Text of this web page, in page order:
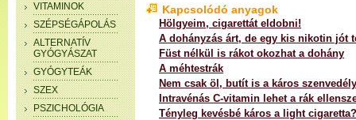
VITAMINOK
SZÉPSÉGÁPOLÁS
ALTERNATÍV
GYÓGYÁSZAT
GYÓGYTEÁK
SZEX
PSZICHOLÓGIA
Kapcsolódó anyagok
Hölgyeim, cigarettát eldobni!
A dohányzás árt, de egy kis nikotin jót
Füst nélkül is rákot okozhat a dohány
A méhtestrák
Nem csak öl, butít is a káros szenvedély
Intravénás C-vitamin lehet a rák
Tényleg kevésbé káros a light cigaretta?